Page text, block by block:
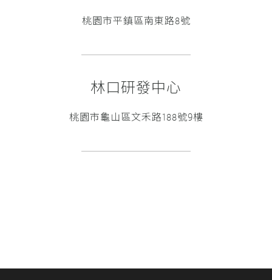
桃園市平鎮區南東路8號
林口研發中心
桃園市龜山區文禾路188號9樓